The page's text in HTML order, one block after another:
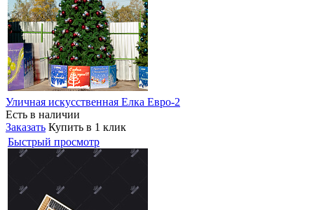
Уличная искусственная Елка Евро-2
Есть в наличии
Заказать Купить в 1 клик
Быстрый просмотр